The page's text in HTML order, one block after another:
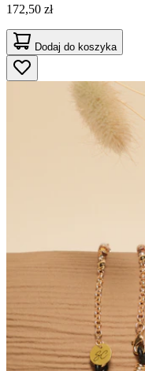
172,50 zł
Dodaj do koszyka